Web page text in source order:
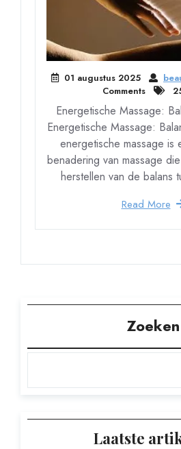
01 augustus 2025
Comments
Energetische Massage:
Energetische Massage:
energetische massage is
benadering van massage
herstellen van de balans
Read More
Zoeken
Laatste